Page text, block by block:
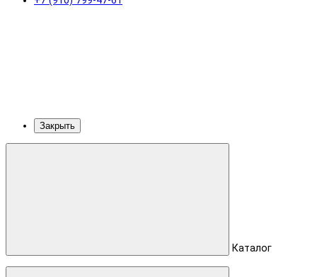
Закрыть
Каталог